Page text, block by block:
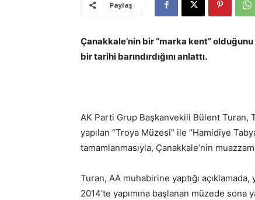
Paylaş
Çanakkale’nin bir “marka kent”
bir tarihi barındırdığını anlattı.
AK Parti Grup Başkanvekili Bülent Turan,
yapılan “Troya Müzesi” ile “Hamidiye
tamamlanmasıyla, Çanakkale’nin
Turan, AA muhabirine yaptığı
2014’te yapımına başlanan müzede sona